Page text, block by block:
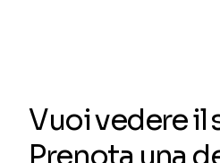
Vuoi vedere il
Prenota una